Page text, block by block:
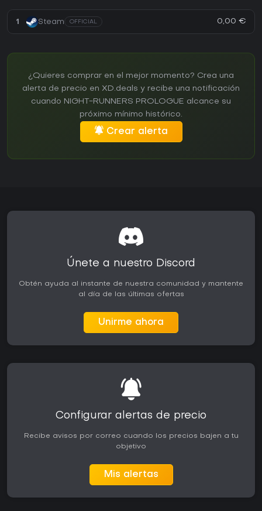
1 Steam OFFICIAL 0,00 €
¿Quieres comprar en el mejor momento? Crea una
alerta de precio en XD.deals y recibe una notificación
cuando NIGHT-RUNNERS PROLOGUE alcance su
próximo mínimo histórico.
Crear alerta
Únete a nuestro Discord
Obtén ayuda al instante de nuestra comunidad y mantente
al día de las últimas ofertas
Unirme ahora
Configurar alertas de precio
Recibe avisos por correo cuando los precios bajen a tu
objetivo
Mis alertas